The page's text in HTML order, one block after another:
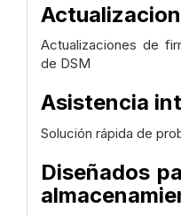
Actualizaciones de
de DSM
Asistencia
Solución rápida de
Diseñados